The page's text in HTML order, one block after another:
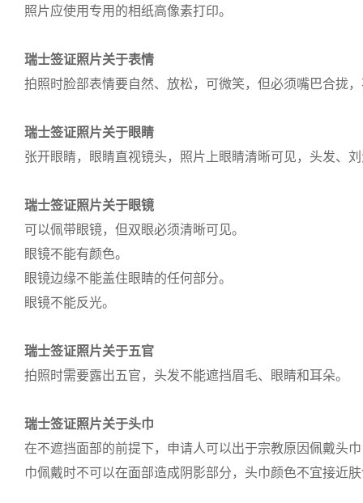
照片应使用专用的相纸高像素打印。
瑞士签证照片关于表情
拍照时脸部表情要自然、放松，可微笑，但必须嘴巴合拢
瑞士签证照片关于眼睛
张开眼睛，眼睛直视镜头，照片上眼睛清晰可见，头发、
瑞士签证照片关于眼镜
可以佩带眼镜，但双眼必须清晰可见。
眼镜不能有颜色。
眼镜边缘不能盖住眼睛的任何部分。
眼镜不能反光。
瑞士签证照片关于五官
拍照时需要露出五官，头发不能遮挡眉毛、眼睛和耳朵。
瑞士签证照片关于头巾
在不遮挡面部的前提下，申请人可以出于宗教原因佩戴头
巾佩戴时不可以在面部造成阴影部分，头巾颜色不宜接近